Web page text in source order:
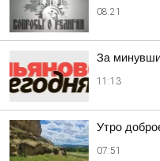
08:21
За
11:13
Утро
07:51